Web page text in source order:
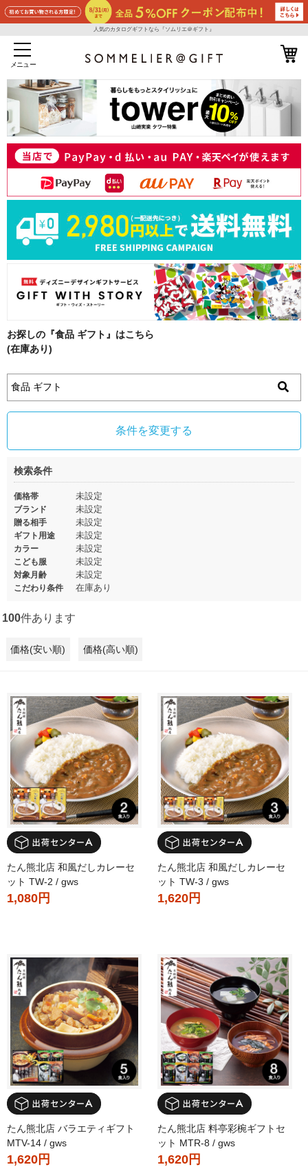
人気のカタログギフトなら『ソムリエ＠ギフト』
メニュー
お探しの『食品 ギフト』はこちら
(在庫あり)
条件を変更する
検索条件
価格帯 未設定
ブランド 未設定
贈る相手 未設定
ギフト用途 未設定
カラー 未設定
こども服 未設定
対象月齢 未設定
こだわり条件 在庫あり
100件あります
価格(安い順) 価格(高い順)
たん熊北店 和風だしカレーセ
ット TW-2 / gws
1,080円
たん熊北店 和風だしカレーセ
ット TW-3 / gws
1,620円
たん熊北店 バラエティギフト
MTV-14 / gws
1,620円
たん熊北店 料亭彩椀ギフトセ
ット MTR-8 / gws
1,620円